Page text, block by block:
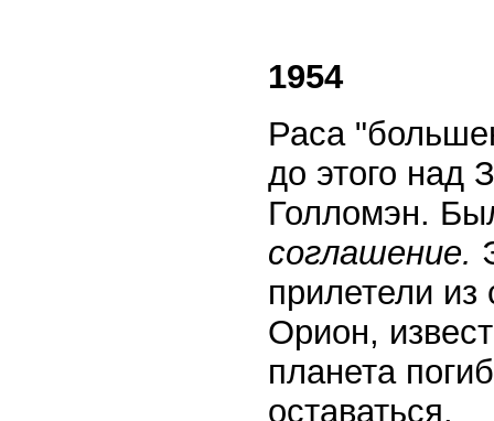
1954
Раса
до этого над
Голломэн.
соглашение.
прилетели из
Орион,
планета
оставаться.